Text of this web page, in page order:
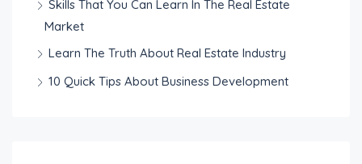
Skills That You Can Learn In The Real Estate
Market
Learn The Truth About Real Estate Industry
10 Quick Tips About Business Development